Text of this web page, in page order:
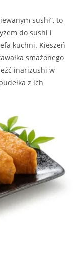
sushi”, to
do sushi i
kuchni. Kieszeń
smażonego
inarizushi w
z ich